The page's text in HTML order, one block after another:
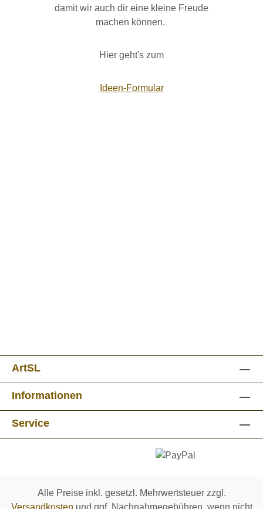
damit wir auch dir eine kleine Freude
machen können.
Hier geht's zum
Ideen-Formular
ArtSL
Informationen
Service
Alle Preise inkl. gesetzl. Mehrwertsteuer zzgl.
Versandkosten und ggf. Nachnahmegebühren, wenn nicht